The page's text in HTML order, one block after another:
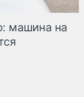
машина на